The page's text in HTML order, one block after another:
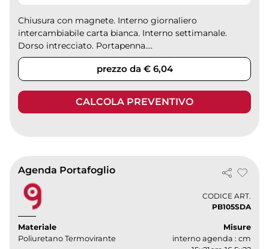
Chiusura con magnete. Interno giornaliero
intercambiabile carta bianca. Interno settimanale.
Dorso intrecciato. Portapenna....
prezzo da € 6,04
CALCOLA PREVENTIVO
Agenda Portafoglio
CODICE ART.
PB105SDA
Materiale
Poliuretano Termovirante
Misure
interno agenda : cm